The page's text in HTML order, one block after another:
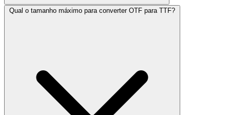
Qual o tamanho máximo para converter OTF para TTF?